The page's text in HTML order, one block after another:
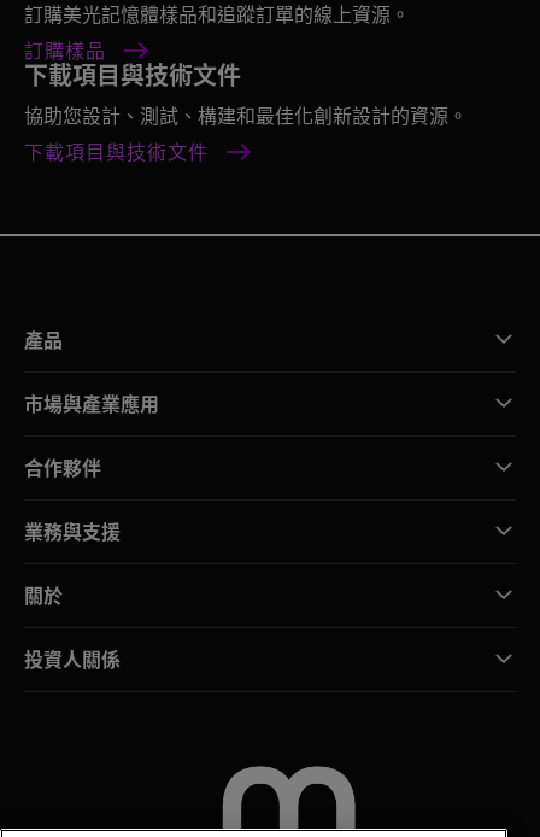
訂購美光記憶體樣品和追蹤訂單的線上資源。
訂購樣品
下載項目與技術文件
協助您設計、測試、構建和最佳化創新設計的資源。
下載項目與技術文件
產品
市場與產業應用
合作夥伴
業務與支援
關於
投資人關係